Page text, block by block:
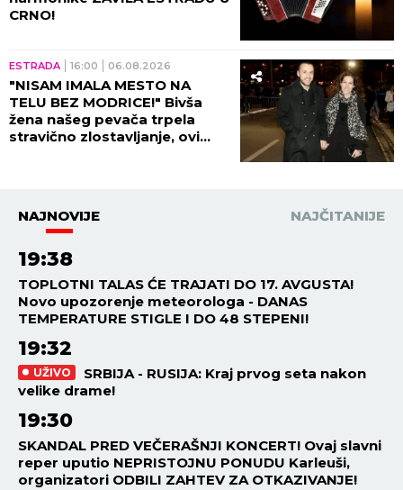
CRNO!
ESTRADA 16:00 06.08.2026
"NISAM IMALA MESTO NA
TELU BEZ MODRICE!" Bivša
žena našeg pevača trpela
stravično zlostavljanje, ovi
NAJNOVIJE NAJČITANIJE
19:38
TOPLOTNI TALAS ĆE TRAJATI DO 17. AVGUSTA!
Novo upozorenje meteorologa - DANAS
TEMPERATURE STIGLE I DO 48 STEPENI!
19:32
UŽIVO
SRBIJA - RUSIJA: Kraj prvog seta nakon
velike drame!
19:30
SKANDAL PRED VEČERAŠNJI KONCERT! Ovaj slavni
reper uputio NEPRISTOJNU PONUDU Karleuši,
organizatori ODBILI ZAHTEV ZA OTKAZIVANJE!